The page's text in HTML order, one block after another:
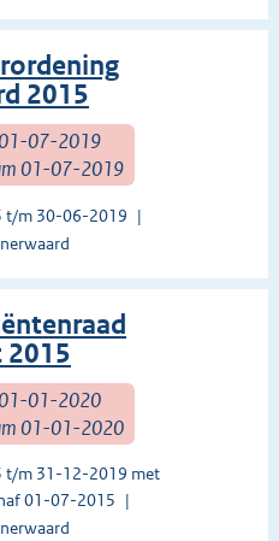
2015
01-07-2019
01-07-2019
t/m 30-06-2019
2015
01-01-2020
01-01-2020
t/m 31-12-2019 met
01-07-2015